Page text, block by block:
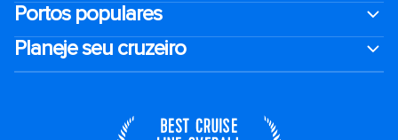
Portos populares
Planeje seu cruzeiro